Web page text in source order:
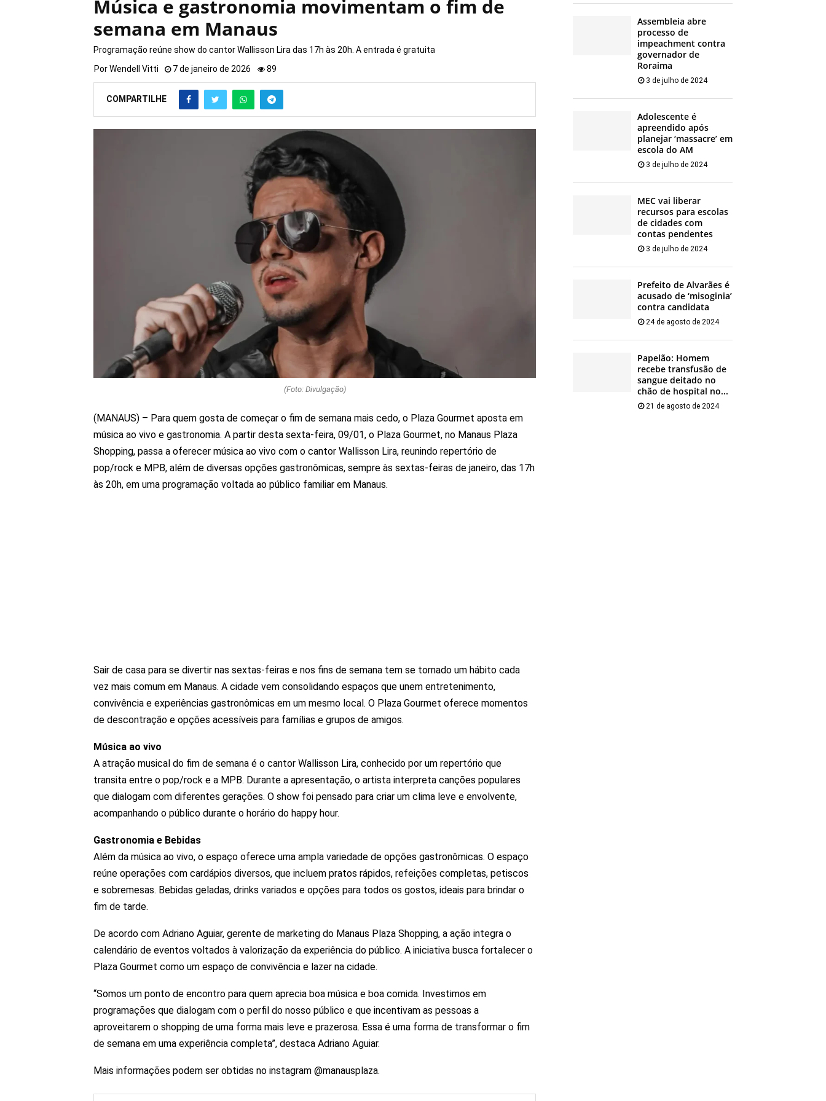
Música e gastronomia movimentam o fim de
semana em Manaus
Programação reúne show do cantor Wallisson Lira das 17h às 20h. A entrada é gratuita
PorWendell Vitti 7 de janeiro de 2026 89
COMPARTILHE
(Foto: Divulgação)
(MANAUS) – Para quem gosta de começar o fim de semana mais cedo, o Plaza Gourmet aposta em
música ao vivo e gastronomia. A partir desta sexta-feira, 09/01, o Plaza Gourmet, no Manaus Plaza
Shopping, passa a oferecer música ao vivo com o cantor Wallisson Lira, reunindo repertório de
pop/rock e MPB, além de diversas opções gastronômicas, sempre às sextas-feiras de janeiro, das 17h
às 20h, em uma programação voltada ao público familiar em Manaus.
Sair de casa para se divertir nas sextas-feiras e nos fins de semana tem se tornado um hábito cada
vez mais comum em Manaus. A cidade vem consolidando espaços que unem entretenimento,
convivência e experiências gastronômicas em um mesmo local. O Plaza Gourmet oferece momentos
de descontração e opções acessíveis para famílias e grupos de amigos.
Música ao vivo
A atração musical do fim de semana é o cantor Wallisson Lira, conhecido por um repertório que
transita entre o pop/rock e a MPB. Durante a apresentação, o artista interpreta canções populares
que dialogam com diferentes gerações. O show foi pensado para criar um clima leve e envolvente,
acompanhando o público durante o horário do happy hour.
Gastronomia e Bebidas
Além da música ao vivo, o espaço oferece uma ampla variedade de opções gastronômicas. O espaço
reúne operações com cardápios diversos, que incluem pratos rápidos, refeições completas, petiscos
e sobremesas. Bebidas geladas, drinks variados e opções para todos os gostos, ideais para brindar o
fim de tarde.
De acordo com Adriano Aguiar, gerente de marketing do Manaus Plaza Shopping, a ação integra o
calendário de eventos voltados à valorização da experiência do público. A iniciativa busca fortalecer o
Plaza Gourmet como um espaço de convivência e lazer na cidade.
“Somos um ponto de encontro para quem aprecia boa música e boa comida. Investimos em
programações que dialogam com o perfil do nosso público e que incentivam as pessoas a
aproveitarem o shopping de uma forma mais leve e prazerosa. Essa é uma forma de transformar o fim
de semana em uma experiência completa”, destaca Adriano Aguiar.
Mais informações podem ser obtidas no instagram @manausplaza.
Assembleia abre
processo de
impeachment contra
governador de
Roraima
3 de julho de 2024
Adolescente é
apreendido após
planejar ‘massacre’ em
escola do AM
3 de julho de 2024
MEC vai liberar
recursos para escolas
de cidades com
contas pendentes
3 de julho de 2024
Prefeito de Alvarães é
acusado de ‘misoginia’
contra candidata
24 de agosto de 2024
Papelão: Homem
recebe transfusão de
sangue deitado no
chão de hospital no...
21 de agosto de 2024